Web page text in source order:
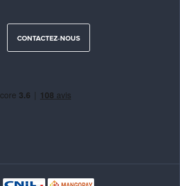
CONTACTEZ-NOUS